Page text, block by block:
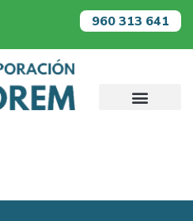
960 313 641